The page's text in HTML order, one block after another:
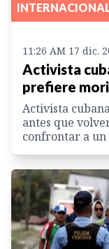
11:26 AM 17 dic.
Activista
prefiere
Activista
antes que
confrontar a